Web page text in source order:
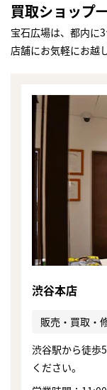
買取ショップ
宝石広場は、都内に
店舗にお気軽にお越
渋谷本店
販売・買取・
渋谷駅から徒歩
ください。